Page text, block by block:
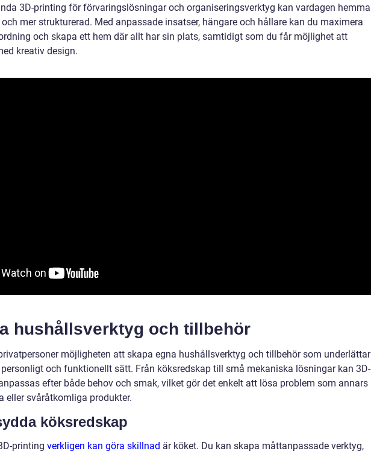
3D-printing för förvaringslösningar och organiseringsverktyg kan vardagen hemma
mer strukturerad. Med anpassade insatser, hängare och hållare kan du maximera
och skapa ett hem där allt har sin plats, samtidigt som du får möjlighet att
kreativ design.
hushållsverktyg och tillbehör
möjligheten att skapa egna hushållsverktyg och tillbehör som underlättar
och funktionellt sätt. Från köksredskap till små mekaniska lösningar kan 3D-
efter både behov och smak, vilket gör det enkelt att lösa problem som annars
eller svåråtkomliga produkter.
köksredskap
printing verkligen kan göra skillnad är köket. Du kan skapa måttanpassade verktyg,